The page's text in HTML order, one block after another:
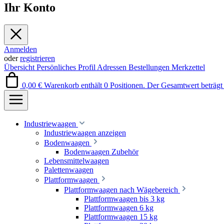
Ihr Konto
Anmelden
oderregistrieren
Übersicht Persönliches Profil Adressen Bestellungen Merkzettel
0,00 € Warenkorb enthält 0 Positionen. Der Gesamtwert
Industriewaagen
Industriewaagen anzeigen
Bodenwaagen
Bodenwaagen Zubehör
Lebensmittelwaagen
Palettenwaagen
Plattformwaagen
Plattformwaagen nach Wägebereich
Plattformwaagen bis 3 kg
Plattformwaagen 6 kg
Plattformwaagen 15 kg